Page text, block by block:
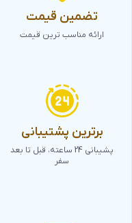
تضمین قیمت
ارائه مناسب ترین قیمت
برترین پشتیبانی
پشیبانی 24 ساعته، قبل تا بعد
سفر